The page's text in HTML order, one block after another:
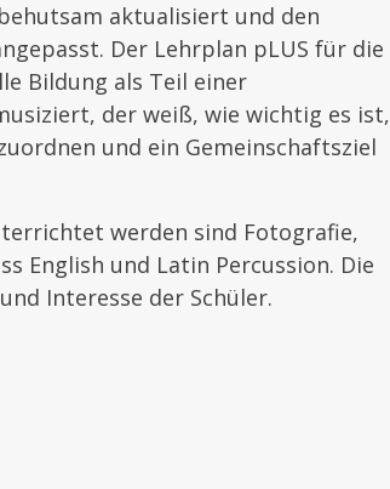
aktualisiert und den
Der Lehrplan pLUS für die
Bildung als Teil einer
der weiß, wie wichtig es ist,
und ein Gemeinschaftsziel
werden sind Fotografie,
English und Latin Percussion. Die
Interesse der Schüler.